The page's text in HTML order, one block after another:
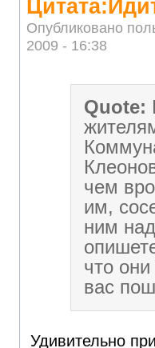
Опубликовано
2009 - 16:38
Quote:
чем
им,
ним
что
вас
Удивительно